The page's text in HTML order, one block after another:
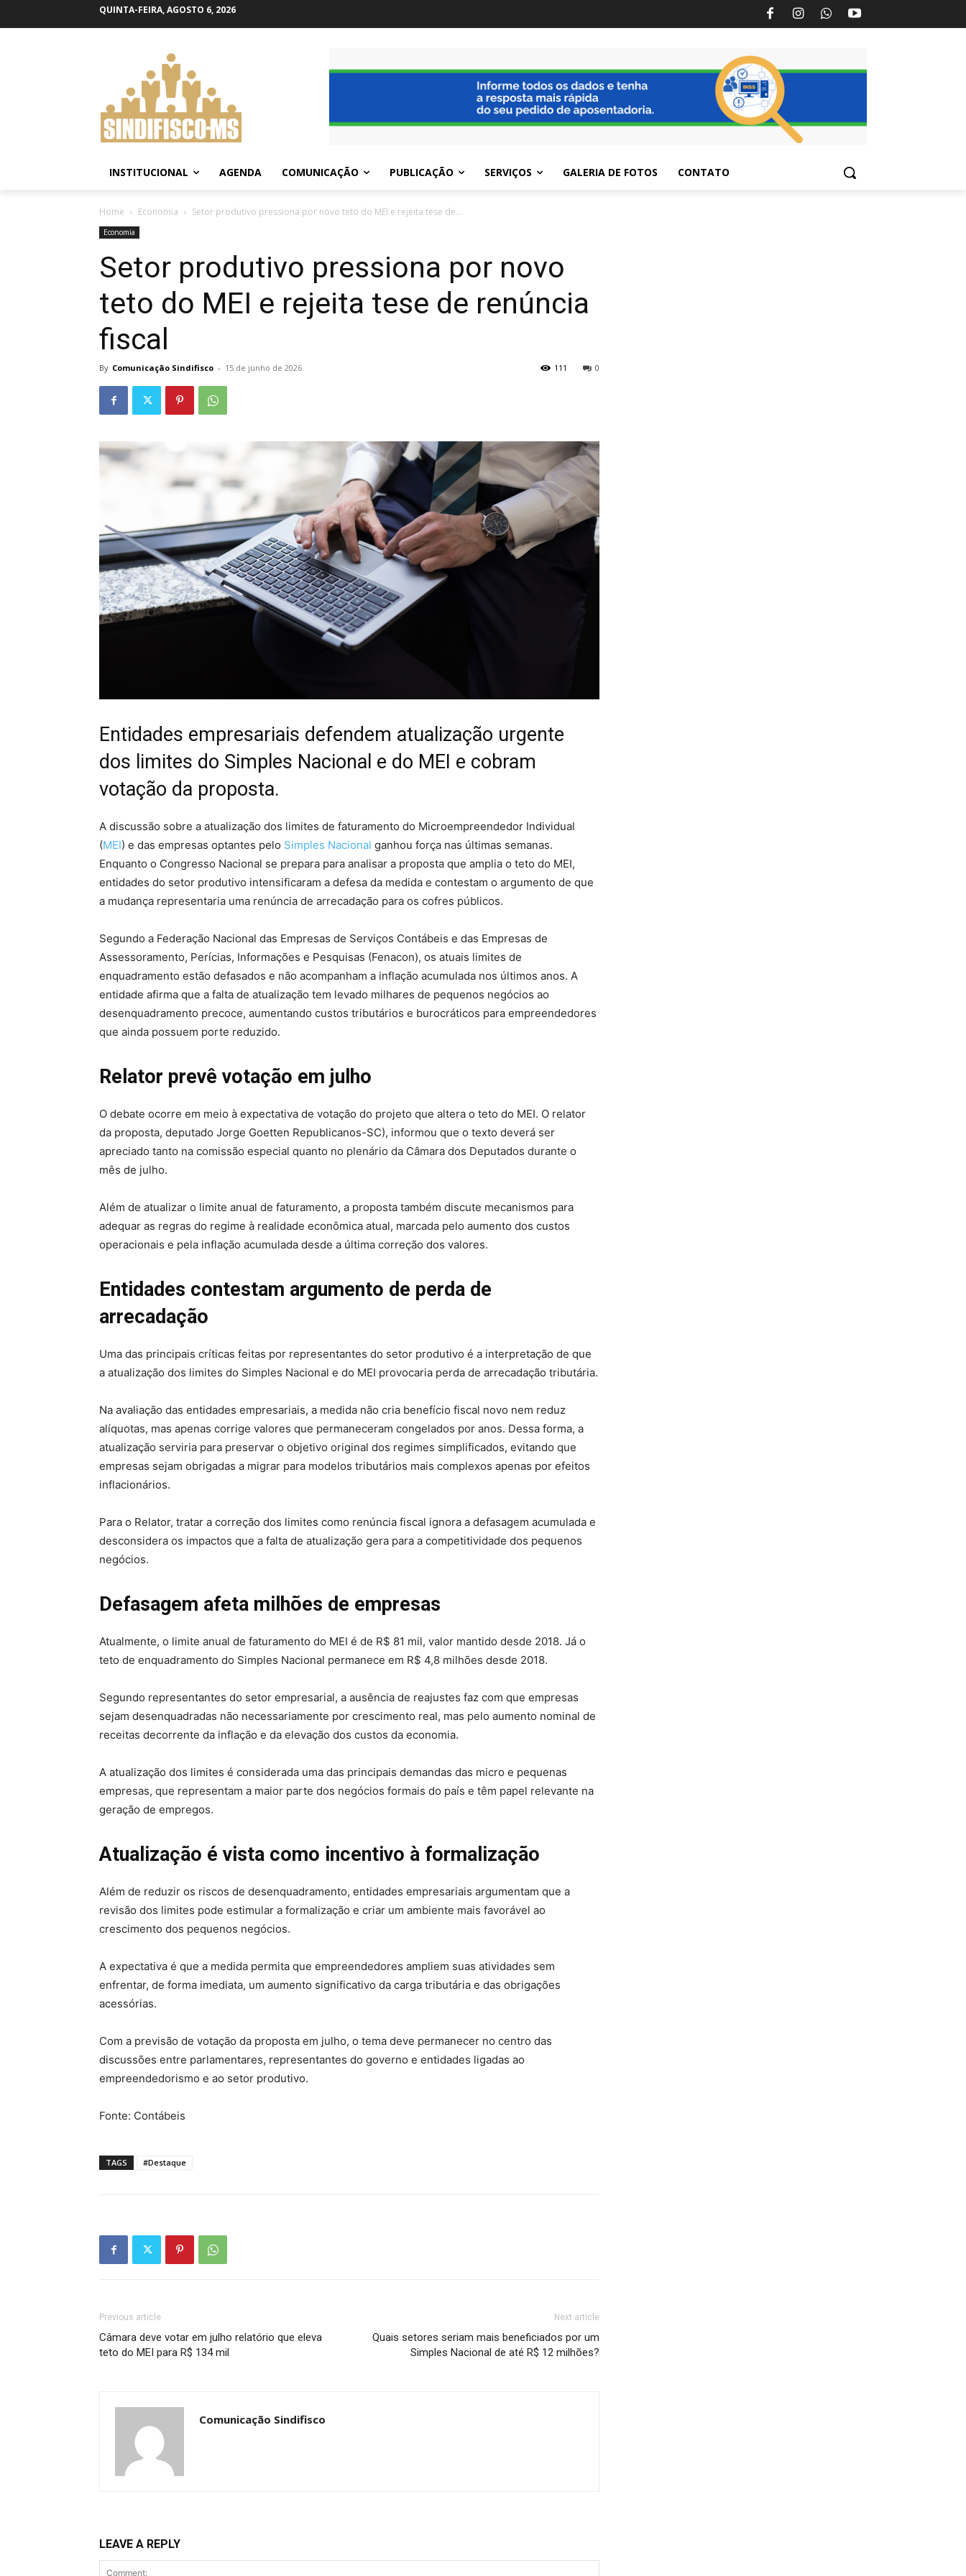
QUINTA-FEIRA, AGOSTO 6, 2026
INSTITUCIONAL AGENDA COMUNICAÇÃO PUBLICAÇÃO SERVIÇOS GALERIA DE FOTOS CONTATO
Home Economia Setor produtivo pressiona por novo teto do MEI e rejeita tese de...
Economia
Setor produtivo pressiona por novo
teto do MEI e rejeita tese de renúncia
fiscal
By Comunicação Sindifisco - 15 de junho de 2026 0
111
Entidades empresariais defendem atualização urgente
dos limites do Simples Nacional e do MEI e cobram
votação da proposta.
A discussão sobre a atualização dos limites de faturamento do Microempreendedor Individual
(MEI) e das empresas optantes pelo Simples Nacional ganhou força nas últimas semanas.
Enquanto o Congresso Nacional se prepara para analisar a proposta que amplia o teto do MEI,
entidades do setor produtivo intensificaram a defesa da medida e contestam o argumento de que
a mudança representaria uma renúncia de arrecadação para os cofres públicos.
Segundo a Federação Nacional das Empresas de Serviços Contábeis e das Empresas de
Assessoramento, Perícias, Informações e Pesquisas (Fenacon), os atuais limites de
enquadramento estão defasados e não acompanham a inflação acumulada nos últimos anos. A
entidade afirma que a falta de atualização tem levado milhares de pequenos negócios ao
desenquadramento precoce, aumentando custos tributários e burocráticos para empreendedores
que ainda possuem porte reduzido.
Relator prevê votação em julho
O debate ocorre em meio à expectativa de votação do projeto que altera o teto do MEI. O relator
da proposta, deputado Jorge Goetten Republicanos-SC), informou que o texto deverá ser
apreciado tanto na comissão especial quanto no plenário da Câmara dos Deputados durante o
mês de julho.
Além de atualizar o limite anual de faturamento, a proposta também discute mecanismos para
adequar as regras do regime à realidade econômica atual, marcada pelo aumento dos custos
operacionais e pela inflação acumulada desde a última correção dos valores.
Entidades contestam argumento de perda de
arrecadação
Uma das principais críticas feitas por representantes do setor produtivo é a interpretação de que
a atualização dos limites do Simples Nacional e do MEI provocaria perda de arrecadação tributária.
Na avaliação das entidades empresariais, a medida não cria benefício fiscal novo nem reduz
alíquotas, mas apenas corrige valores que permaneceram congelados por anos. Dessa forma, a
atualização serviria para preservar o objetivo original dos regimes simplificados, evitando que
empresas sejam obrigadas a migrar para modelos tributários mais complexos apenas por efeitos
inflacionários.
Para o Relator, tratar a correção dos limites como renúncia fiscal ignora a defasagem acumulada e
desconsidera os impactos que a falta de atualização gera para a competitividade dos pequenos
negócios.
Defasagem afeta milhões de empresas
Atualmente, o limite anual de faturamento do MEI é de R$ 81 mil, valor mantido desde 2018. Já o
teto de enquadramento do Simples Nacional permanece em R$ 4,8 milhões desde 2018.
Segundo representantes do setor empresarial, a ausência de reajustes faz com que empresas
sejam desenquadradas não necessariamente por crescimento real, mas pelo aumento nominal de
receitas decorrente da inflação e da elevação dos custos da economia.
A atualização dos limites é considerada uma das principais demandas das micro e pequenas
empresas, que representam a maior parte dos negócios formais do país e têm papel relevante na
geração de empregos.
Atualização é vista como incentivo à formalização
Além de reduzir os riscos de desenquadramento, entidades empresariais argumentam que a
revisão dos limites pode estimular a formalização e criar um ambiente mais favorável ao
crescimento dos pequenos negócios.
A expectativa é que a medida permita que empreendedores ampliem suas atividades sem
enfrentar, de forma imediata, um aumento significativo da carga tributária e das obrigações
acessórias.
Com a previsão de votação da proposta em julho, o tema deve permanecer no centro das
discussões entre parlamentares, representantes do governo e entidades ligadas ao
empreendedorismo e ao setor produtivo.
Fonte: Contábeis
TAGS #Destaque
Previous article
Câmara deve votar em julho relatório que eleva
teto do MEI para R$ 134 mil
Next article
Quais setores seriam mais beneficiados por um
Simples Nacional de até R$ 12 milhões?
Comunicação Sindifisco
LEAVE A REPLY